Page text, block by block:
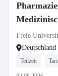
Medicinal
Freie
Deutschland
Teilzeit